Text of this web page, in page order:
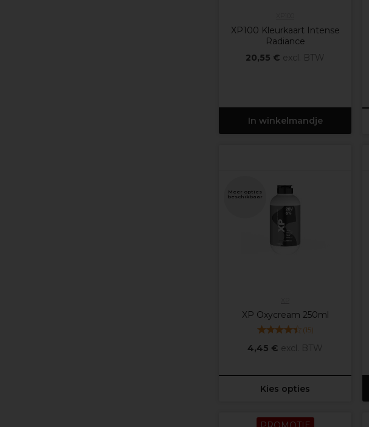
XP100 Kleurkaart Intense
Radiance
20,55 € excl. BTW
In winkelmandje
Meer opties
beschikbaar
XP Oxycream 250ml
(15)
4,45 € excl. BTW
Kies opties